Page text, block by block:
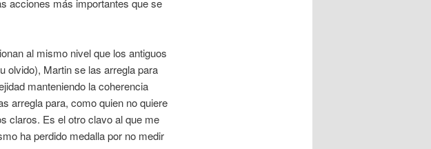
acciones más importantes que se
al mismo nivel que los antiguos
olvido), Martin se las arregla para
manteniendo la coherencia
arregla para, como quien no quiere
claros. Es el otro clavo al que me
ha perdido medalla por no medir